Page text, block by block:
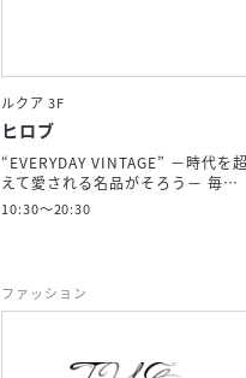
ルクア 3F
ヒロブ
“EVERYDAY VINTAGE” －時代を
えて愛される名品がそろう－ 毎…
10:30～20:30
ファッション